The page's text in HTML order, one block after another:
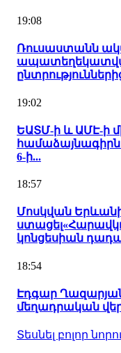
19:08
Ռուսաստանն
19:02
ԵԱՏՄ-ի և ԱՄԷ-ի
համաձայնագիրն
6-ի...
18:57
Մոսկվան
կոնցեսիան
18:54
Էդգար
մեղադրական
Տեսնել բոլոր